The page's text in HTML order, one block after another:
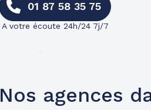
01 87 58 35 75
A votre écoute 24h/24 7j/7
Nos agences